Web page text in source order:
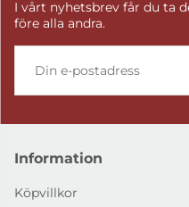
I vårt nyhetsbrev får du ta
före alla andra.
Information
Köpvillkor